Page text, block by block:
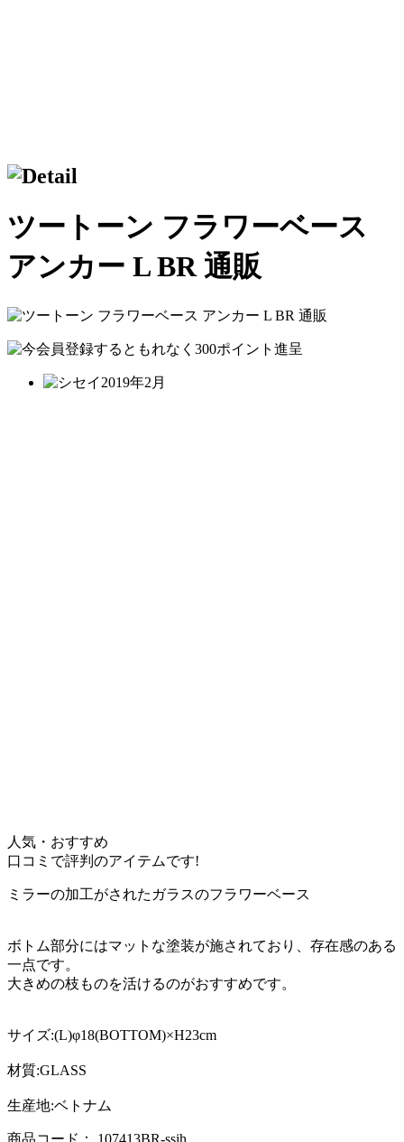
ツートーン フラワーベース
アンカー L BR 通販
人気・おすすめ
口コミで評判のアイテムです!
ミラーの加工がされたガラスのフラワーベース
ボトム部分にはマットな塗装が施されており、存在感のある
一点です。
大きめの枝ものを活けるのがおすすめです。
サイズ:(L)φ18(BOTTOM)×H23cm
材質:GLASS
生産地:ベトナム
商品コード： 107413BR-ssih